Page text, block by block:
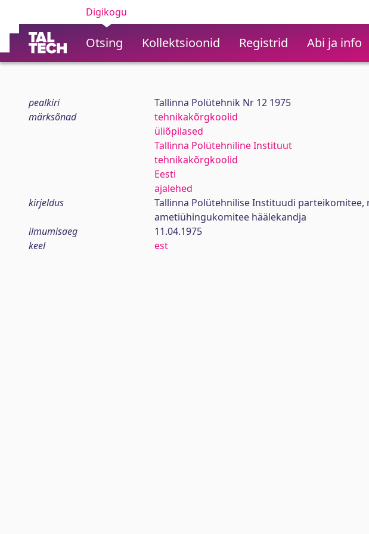
Digikogu
Otsing Kollektsioonid Registrid Abi ja info
pealkiri
Tallinna Polütehnik Nr 12 1975
märksõnad
tehnikakõrgkoolid
üliõpilased
Tallinna Polütehniline Instituut
tehnikakõrgkoolid
Eesti
ajalehed
kirjeldus
Tallinna Polütehnilise Instituudi parteikomitee,
ametiühingukomitee häälekandja
ilmumisaeg
11.04.1975
keel
est